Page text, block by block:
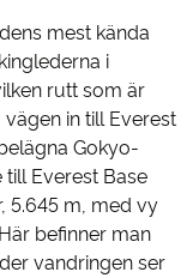
mest kända
i
rutt som är
in till Everest
Gokyo-
Everest Base
5.645 m, med vy
befinner man
vandringen ser